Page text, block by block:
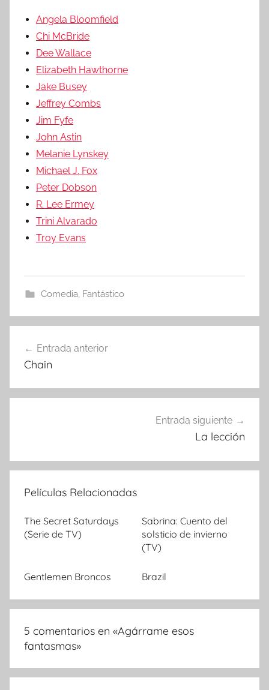
Angela Bloomfield
Chi McBride
Dee Wallace
Elizabeth Hawthorne
Jake Busey
Jeffrey Combs
Jim Fyfe
John Astin
Melanie Lynskey
Michael J. Fox
Peter Dobson
R. Lee Ermey
Trini Alvarado
Troy Evans
Comedia, Fantástico
Navegación
de
entradas
Entrada anterior
Chain
Entrada siguiente
La lección
Películas Relacionadas
The Secret Saturdays
(Serie de TV)
Sabrina: Cuento del
solsticio de invierno
(TV)
Gentlemen Broncos Brazil
5 comentarios en «Agárrame esos
fantasmas»